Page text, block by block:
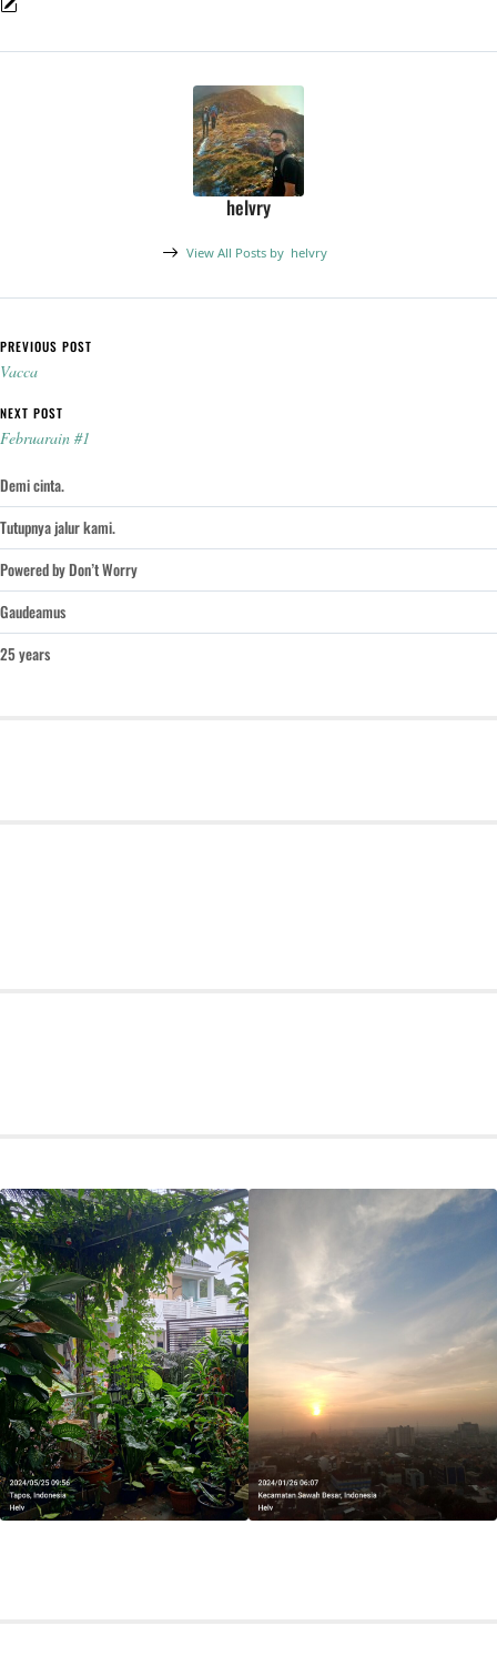
helvry
View All Posts by helvry
Post navigation
PREVIOUS POST
Vacca
NEXT POST
Februarain #1
Demi cinta.
Tutupnya jalur kami.
Powered by Don’t Worry
Gaudeamus
25 years